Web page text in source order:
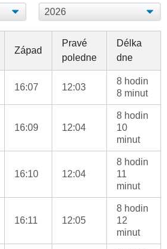
Západ
Pravé
poledne
Délka
dne
16:07 12:03
8 hodin
8 minut
16:09 12:04
8 hodin
10
minut
16:10 12:04
8 hodin
11
minut
16:11 12:05
8 hodin
12
minut